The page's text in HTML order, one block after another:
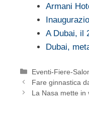
Armani
A Dubai, il
Dubai,
Categorie
Eventi-Fiere-
Fare ginnastica
La Nasa mette in